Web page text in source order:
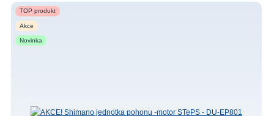
TOP produkt
Akce
Novinka